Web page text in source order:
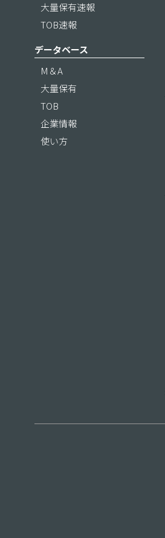
大量保有速報
TOB速報
データベース
M＆A
大量保有
TOB
企業情報
使い方